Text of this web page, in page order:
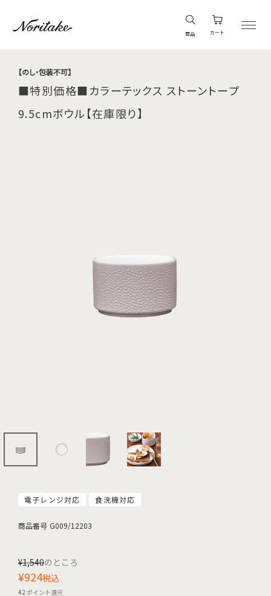
商品 カート
【のし・包装不可】
■特別価格■カラーテックス ストーントープ
9.5cmボウル【在庫限り】
電子レンジ対応 食洗機対応
商品番号 G009/12203
¥1,540のところ
¥924税込
42ポイント還元